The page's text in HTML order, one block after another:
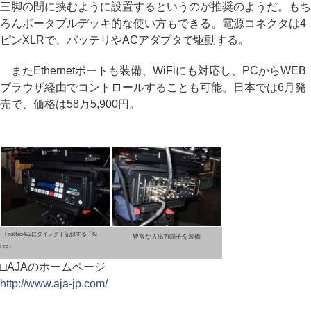
三脚の間に挟むように設置するというのが推奨のようだ。もち
ろんポータブルデッキ的な使い方もできる。電源コネクタは4
ピンXLRで、バッテリやACアダプタで駆動する。
またEthernetポートも装備、WiFiにも対応し、PCからWEB
ブラウザ経由でコントロールすることも可能。日本では6月発
売で、価格は58万5,900円。
ProRes422にダイレクト記録する「Ki
Pro」
豊富な入出力端子を装備
□AJAのホームページ
http://www.aja-jp.com/